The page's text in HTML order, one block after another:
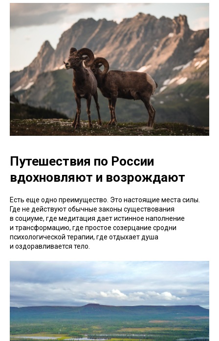
Путешествия по России
вдохновляют и возрождают
Есть еще одно преимущество. Это настоящие места силы.
Где не действуют обычные законы существования
в социуме, где медитация дает истинное наполнение
и трансформацию, где простое созерцание сродни
психологической терапии, где отдыхает душа
и оздоравливается тело.